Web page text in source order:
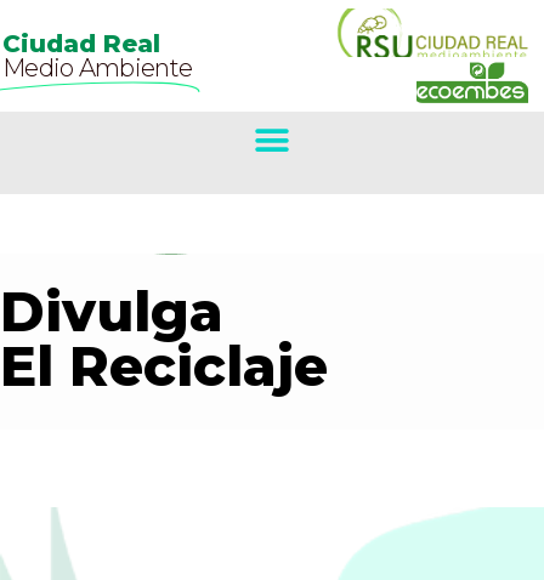
Ciudad Real
Medio Ambiente
Divulga
El Reciclaje